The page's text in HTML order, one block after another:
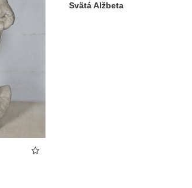
Svätá Alžbeta